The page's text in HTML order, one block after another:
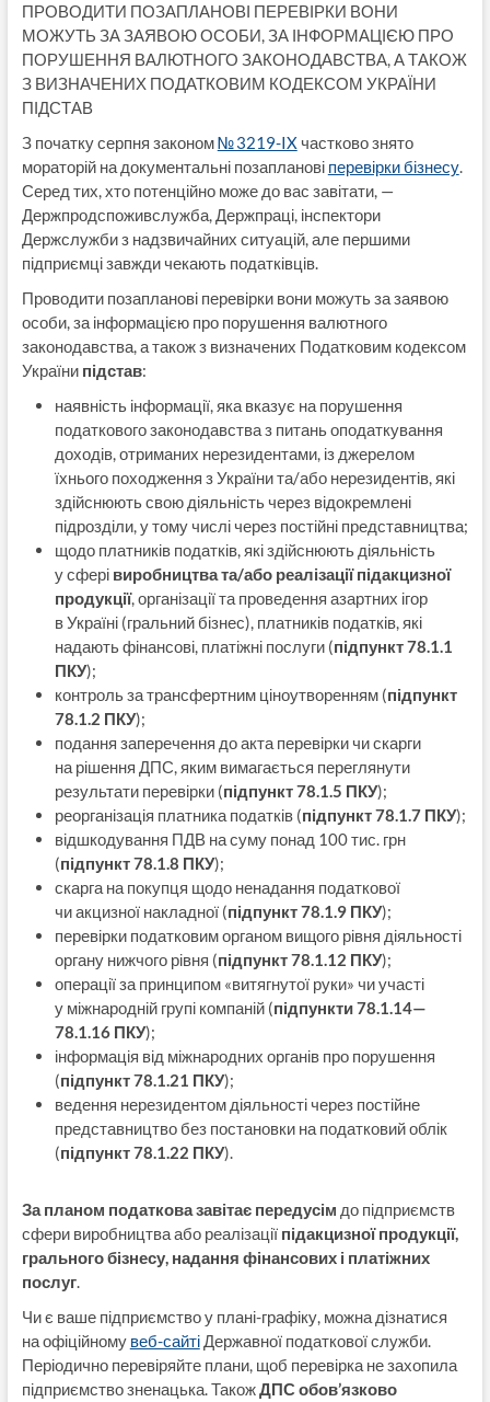
ПРОВОДИТИ ПОЗАПЛАНОВІ ПЕРЕВІРКИ ВОНИ
МОЖУТЬ ЗА ЗАЯВОЮ ОСОБИ, ЗА ІНФОРМАЦІЄЮ ПРО
ПОРУШЕННЯ ВАЛЮТНОГО ЗАКОНОДАВСТВА, А ТАКОЖ
З ВИЗНАЧЕНИХ ПОДАТКОВИМ КОДЕКСОМ УКРАЇНИ
ПІДСТАВ
З початку серпня законом№ 3219-IXчастково знято
мораторій на документальні позапланові перевірки бізнесу.
Серед тих, хто потенційно може до вас завітати, —
Держпродспоживслужба, Держпраці, інспектори
Держслужби з надзвичайних ситуацій, але першими
підприємці завжди чекають податківців.
Проводити позапланові перевірки вони можуть за заявою
особи, за інформацією про порушення валютного
законодавства, а також з визначених Податковим кодексом
України підстав:
наявність інформації, яка вказує на порушення
податкового законодавства з питань оподаткування
доходів, отриманих нерезидентами, із джерелом
їхнього походження з України та/або нерезидентів, які
здійснюють свою діяльність через відокремлені
підрозділи, у тому числі через постійні представництва;
щодо платників податків, які здійснюють діяльність
у сфері виробництва та/або реалізації підакцизної
продукції, організації та проведення азартних ігор
в Україні (гральний бізнес), платників податків, які
надають фінансові, платіжні послуги (підпункт 78.1.1
ПКУ);
контроль за трансфертним ціноутворенням (підпункт
78.1.2 ПКУ);
подання заперечення до акта перевірки чи скарги
на рішення ДПС, яким вимагається переглянути
результати перевірки (підпункт 78.1.5 ПКУ);
реорганізація платника податків (підпункт 78.1.7 ПКУ);
відшкодування ПДВ на суму понад 100 тис. грн
(підпункт 78.1.8 ПКУ);
скарга на покупця щодо ненадання податкової
чи акцизної накладної (підпункт 78.1.9 ПКУ);
перевірки податковим органом вищого рівня діяльності
органу нижчого рівня (підпункт 78.1.12 ПКУ);
операції за принципом «витягнутої руки» чи участі
у міжнародній групі компаній (підпункти 78.1.14—
78.1.16 ПКУ);
інформація від міжнародних органів про порушення
(підпункт 78.1.21 ПКУ);
ведення нерезидентом діяльності через постійне
представництво без постановки на податковий облік
(підпункт 78.1.22 ПКУ).
За планом податкова завітає передусім до підприємств
сфери виробництва або реалізації підакцизної продукції,
грального бізнесу, надання фінансових і платіжних
послуг.
Чи є ваше підприємство у плані-графіку, можна дізнатися
на офіційному веб-сайтіДержавної податкової служби.
Періодично перевіряйте плани, щоб перевірка не захопила
підприємство зненацька. ТакожДПС обов’язково